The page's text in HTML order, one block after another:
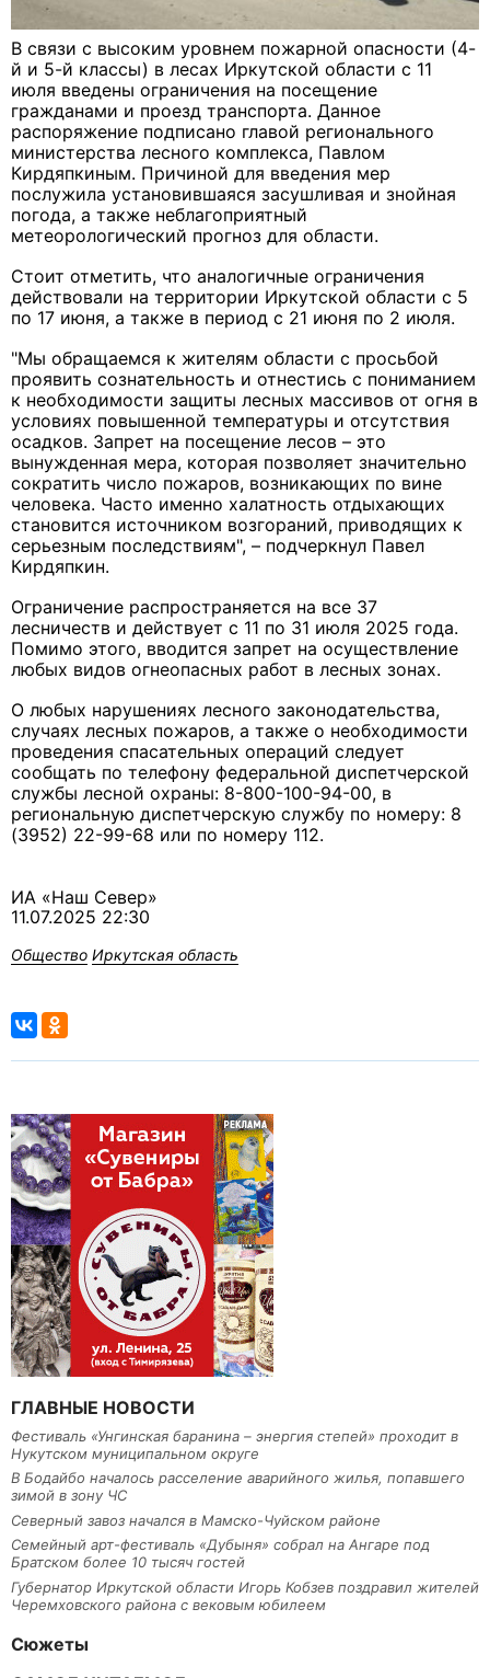
В связи с высоким уровнем пожарной опасности (4-
й и 5-й классы) в лесах Иркутской области с 11
июля введены ограничения на посещение
гражданами и проезд транспорта. Данное
распоряжение подписано главой регионального
министерства лесного комплекса, Павлом
Кирдяпкиным. Причиной для введения мер
послужила установившаяся засушливая и знойная
погода, а также неблагоприятный
метеорологический прогноз для области.
Стоит отметить, что аналогичные ограничения
действовали на территории Иркутской области с 5
по 17 июня, а также в период с 21 июня по 2 июля.
"Мы обращаемся к жителям области с просьбой
проявить сознательность и отнестись с пониманием
к необходимости защиты лесных массивов от огня в
условиях повышенной температуры и отсутствия
осадков. Запрет на посещение лесов – это
вынужденная мера, которая позволяет значительно
сократить число пожаров, возникающих по вине
человека. Часто именно халатность отдыхающих
становится источником возгораний, приводящих к
серьезным последствиям", – подчеркнул Павел
Кирдяпкин.
Ограничение распространяется на все 37
лесничеств и действует с 11 по 31 июля 2025 года.
Помимо этого, вводится запрет на осуществление
любых видов огнеопасных работ в лесных зонах.
О любых нарушениях лесного законодательства,
случаях лесных пожаров, а также о необходимости
проведения спасательных операций следует
сообщать по телефону федеральной диспетчерской
службы лесной охраны: 8-800-100-94-00, в
региональную диспетчерскую службу по номеру: 8
(3952) 22-99-68 или по номеру 112.
ИА «Наш Север»
11.07.2025 22:30
Общество Иркутская область
ГЛАВНЫЕ НОВОСТИ
Фестиваль «Унгинская баранина – энергия степей» проходит в
Нукутском муниципальном округе
В Бодайбо началось расселение аварийного жилья, попавшего
зимой в зону ЧС
Северный завоз начался в Мамско-Чуйском районе
Семейный арт-фестиваль «Дубыня» собрал на Ангаре под
Братском более 10 тысяч гостей
Губернатор Иркутской области Игорь Кобзев поздравил жителей
Черемховского района с вековым юбилеем
Сюжеты